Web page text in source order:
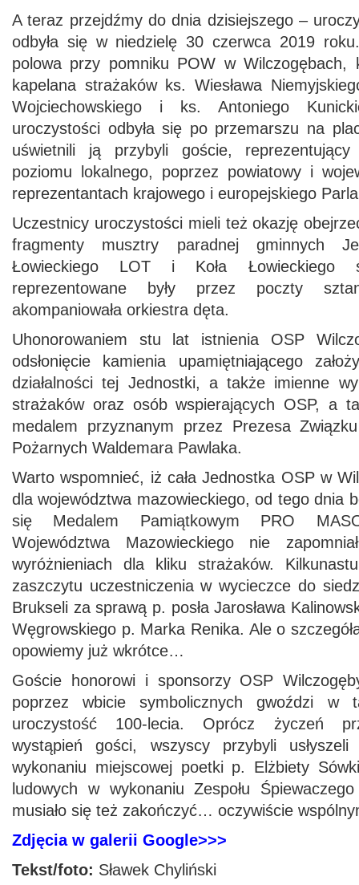
A teraz przejdźmy do dnia dzisiejszego –
odbyła się w niedzielę 30 czerwca 2019
polowa przy pomniku POW w Wilczogębach,
kapelana strażaków ks. Wiesława
Wojciechowskiego i ks. Antoniego
uroczystości odbyła się po przemarszu na
uświetnili ją przybyli goście,
poziomu lokalnego, poprzez powiatowy i
reprezentantach krajowego i europejskiego
Uczestnicy uroczystości mieli też okazję
fragmenty musztry paradnej gminnych
Łowieckiego LOT i Koła Łowieckiego
reprezentowane były przez poczty
akompaniowała orkiestra dęta.
Uhonorowaniem stu lat istnienia OSP
odsłonięcie kamienia upamiętniającego
działalności tej Jednostki, a także imienne
strażaków oraz osób wspierających OSP, a
medalem przyznanym przez Prezesa
Pożarnych Waldemara Pawlaka.
Warto wspomnieć, iż cała Jednostka OSP w
dla województwa mazowieckiego, od tego dnia
się Medalem Pamiątkowym PRO
Województwa Mazowieckiego nie
wyróżnieniach dla kliku strażaków.
zaszczytu uczestniczenia w wycieczce do
Brukseli za sprawą p. posła Jarosława
Węgrowskiego p. Marka Renika. Ale o
opowiemy już wkrótce…
Goście honorowi i sponsorzy OSP
poprzez wbicie symbolicznych gwoździ w
uroczystość 100-lecia. Oprócz życzeń
wystąpień gości, wszyscy przybyli
wykonaniu miejscowej poetki p. Elżbiety
ludowych w wykonaniu Zespołu
musiało się też zakończyć… oczywiście
Zdjęcia w galerii Google>>>
Tekst/foto: Sławek Chyliński